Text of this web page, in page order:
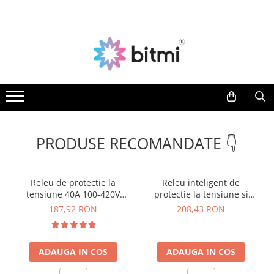
Aparate de Masura si Control
Multimetre Digitale
Clampmetre Digitale
Testere Rezistenta Izolatie
Nivele Laser
Telemetre Laser
Creioane de Tensiune
Detectoare de Gaze
Camere Endoscopice
ARDUINO
BITMI
BENETECH
DASQUA
FLUKE
HAYEAR
HUEPAR
PRODUSE RECOMANDATE 👇
Releu de protectie la
tensiune 40A 100-420V
ZUBR D40 IP20
187,92 RON
ADAUGA IN COS
Releu inteligent de
protectie la tensiune si
curent, control de la
208,43 RON
ADAUGA IN COS